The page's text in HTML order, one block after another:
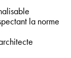
la norme